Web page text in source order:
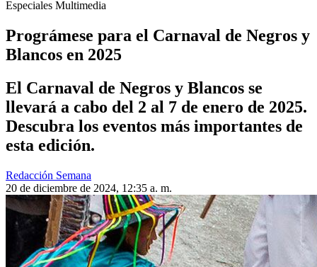
Especiales Multimedia
Prográmese para el Carnaval de Negros y
Blancos en 2025
El Carnaval de Negros y Blancos se
llevará a cabo del 2 al 7 de enero de 2025.
Descubra los eventos más importantes de
esta edición.
Redacción Semana
20 de diciembre de 2024, 12:35 a. m.